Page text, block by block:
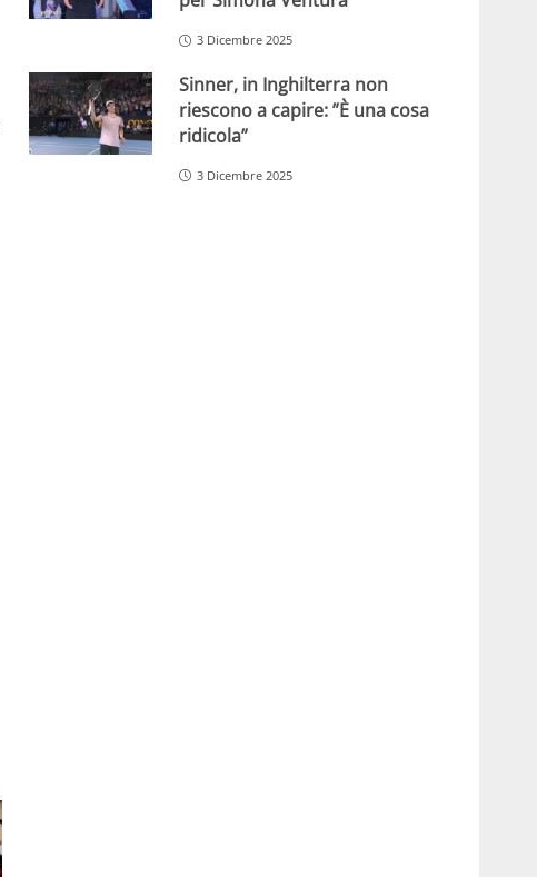
3 Dicembre 2025
Sinner, in Inghilterra non
riescono a capire: ”È una cosa
ridicola”
3 Dicembre 2025